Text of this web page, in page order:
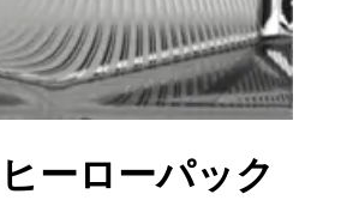
ーローパック